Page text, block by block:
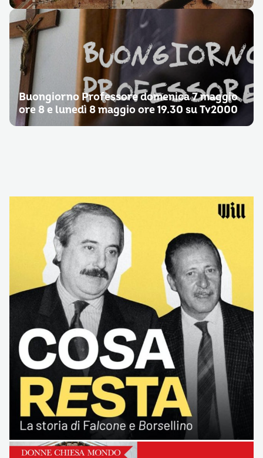
Buongiorno Professore domenica 7 maggio
ore 8 e lunedì 8 maggio ore 19.30 su Tv2000